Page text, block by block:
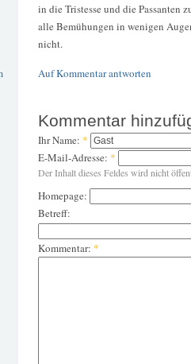
in die Tristesse und die Passanten
alle Bemühungen in wenigen
nicht.
Auf Kommentar antworten
Kommentar
Ihr Name: *
E-Mail-Adresse: *
Der Inhalt dieses Feldes wird nicht
Homepage:
Betreff:
Kommentar: *